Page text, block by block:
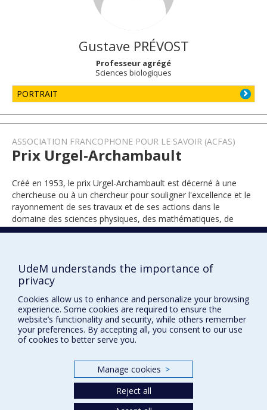
Gustave PRÉVOST
Professeur agrégé
Sciences biologiques
PORTRAIT
ASSOCIATION FRANCOPHONE POUR LE SAVOIR (ACFAS)
Prix Urgel-Archambault
Créé en 1953, le prix Urgel-Archambault est décerné à une
chercheuse ou à un chercheur pour souligner l'excellence et le
rayonnement de ses travaux et de ses actions dans le
domaine des sciences physiques, des mathématiques, de
l’informatique ou du génie.
UdeM understands the importance of
privacy
Cookies allow us to enhance and personalize your browsing
experience. Some cookies are required to ensure the
website’s functionality and security, while others remember
your preferences. By accepting all, you consent to our use
of cookies to better serve you.
Manage cookies >
Reject all